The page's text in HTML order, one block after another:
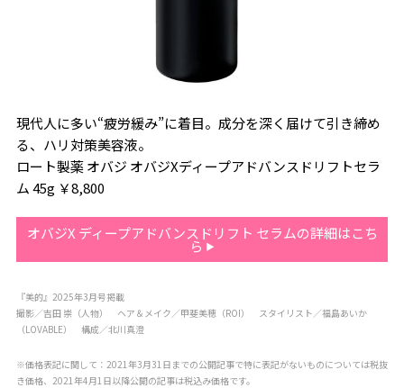
現代人に多い“疲労緩み”に着目。成分を深く届けて引き締め
る、ハリ対策美容液。
ロート製薬 オバジ オバジXディープアドバンスドリフトセラ
ム 45g ￥8,800
オバジX ディープアドバンスドリフト セラムの詳細はこち
ら
『美的』2025年3月号掲載
撮影／吉田 崇（人物） ヘア＆メイク／甲斐美穂（ROI） スタイリスト／福島あいか
（LOVABLE） 構成／北川真澄
※価格表記に関して：2021年3月31日までの公開記事で特に表記がないものについては税抜
き価格、2021年4月1日以降公開の記事は税込み価格です。